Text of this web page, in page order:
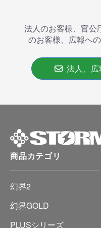
法人のお客様、官公
のお客様、広報へ
法人、
商品カテゴリ
幻界2
幻界GOLD
PLUSシリーズ